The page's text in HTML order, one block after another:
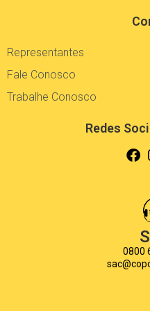
Representantes
Fale Conosco
Trabalhe Conosco
Redes
0800